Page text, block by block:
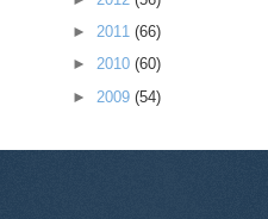
► 2011 (66)
► 2010 (60)
► 2009 (54)